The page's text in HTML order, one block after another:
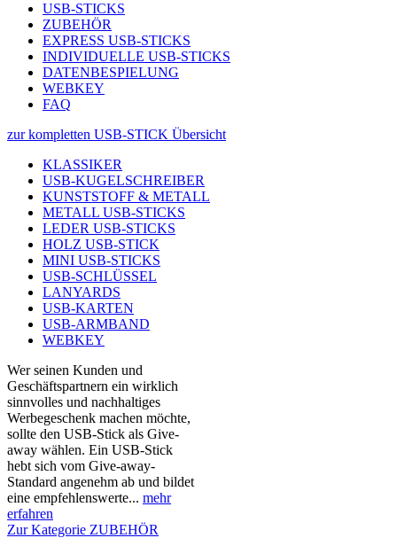
USB-STICKS
ZUBEHÖR
EXPRESS USB-STICKS
INDIVIDUELLE USB-STICKS
DATENBESPIELUNG
WEBKEY
FAQ
zur kompletten USB-STICK Übersicht
KLASSIKER
USB-KUGELSCHREIBER
KUNSTSTOFF & METALL
METALL USB-STICKS
LEDER USB-STICKS
HOLZ USB-STICK
MINI USB-STICKS
USB-SCHLÜSSEL
LANYARDS
USB-KARTEN
USB-ARMBAND
WEBKEY
Wer seinen Kunden und
Geschäftspartnern ein wirklich
sinnvolles und nachhaltiges
Werbegeschenk machen möchte,
sollte den USB-Stick als Give-
away wählen. Ein USB-Stick
hebt sich vom Give-away-
Standard angenehm ab und bildet
eine empfehlenswerte... mehr
erfahren
Zur Kategorie ZUBEHÖR